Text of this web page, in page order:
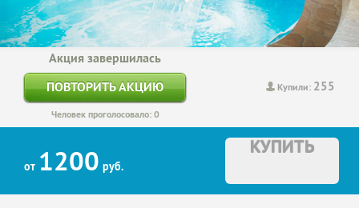
Купили: 255
Акция завершилась
ПОВТОРИТЬ АКЦИЮ
Человек проголосовало: 0
от 1200 руб.
КУПИТЬ